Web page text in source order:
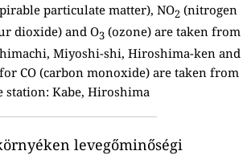
particulate matter), NO2 (nitrogen
dioxide) and O3 (ozone) are taken from
Miyoshi-shi, Hiroshima-ken and
CO (carbon monoxide) are taken from
station: Kabe, Hiroshima
levegőminőségi